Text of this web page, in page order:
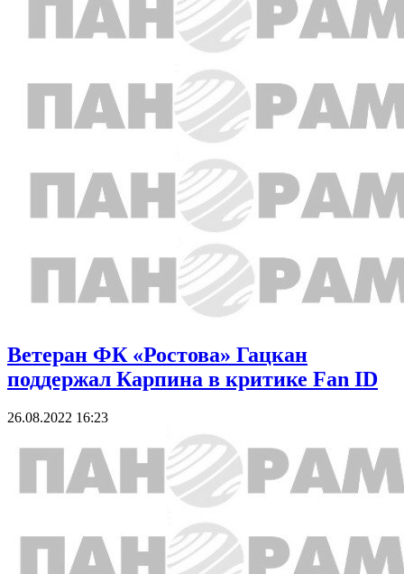
Ветеран ФК «Ростова» Гацкан
поддержал Карпина в критике Fan ID
26.08.2022 16:23